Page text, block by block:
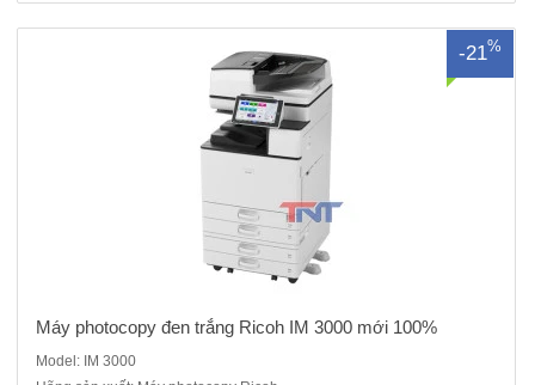
ua
-21%
Máy photocopy đen trắng Ricoh IM 3000 mới 100%
Model: IM 3000